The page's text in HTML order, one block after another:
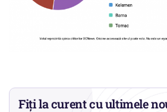
Fiți la curent cu ultimele